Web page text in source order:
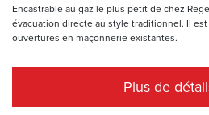
Encastrable au gaz le plus petit de chez
évacuation directe au style traditionnel. Il
ouvertures en maçonnerie existantes.
Plus de